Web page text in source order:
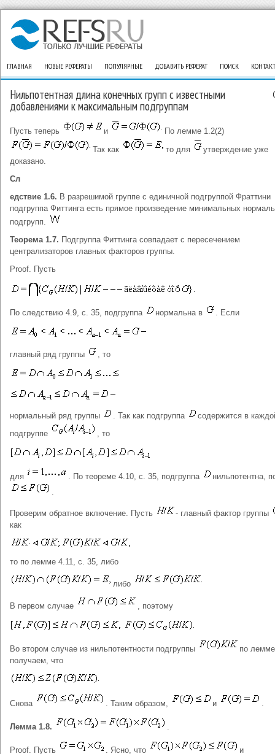
ГЛАВНАЯ НОВЫЕ РЕФЕРАТЫ ПОПУЛЯРНЫЕ ДОБАВИТЬ РЕФЕРАТ ПОИСК
Нильпотентная длина конечных групп с известными
добавлениями к максимальным подгруппам
Пусть теперь и
По лемме 1.2(2)
Так как
то для
утверждение уже
доказано.
Сл
едствие 1.6. В разрешимой группе с единичной подгруппой Фраттини
подгруппа Фиттинга есть прямое произведение минимальных
подгрупп.
Теорема 1.7. Подгруппа Фиттинга совпадает с пересечением
централизаторов главных факторов группы.
Proof. Пусть
По следствию 4.9, с. 35, подгруппа нормальна в . Если
главный ряд группы , то
нормальный ряд группы . Так как подгруппа
содержится в
подгруппе
, то
для . По теореме 4.10, с. 35, подгруппа
нильпотентна,
.
Проверим обратное включение. Пусть
- главный фактор группы
как
то по лемме 4.11, с. 35, либо
либо
В первом случае , поэтому
Во втором случае из нильпотентности подгруппы
по
получаем, что
Снова . Таким образом, и .
Лемма 1.8. .
Proof. Пусть . Ясно, что
и